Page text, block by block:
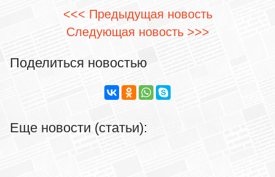
<<< Предыдущая новость
Следующая новость >>>
Поделиться новостью
Еще новости (статьи):